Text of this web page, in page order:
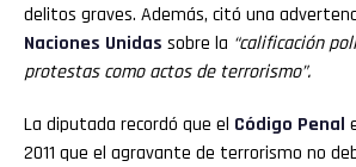
delitos graves. Además, citó una
Naciones Unidas sobre la “calificación
protestas como actos de terrorismo”.
La diputada recordó que el Código Penal
2011 que el agravante de terrorismo no